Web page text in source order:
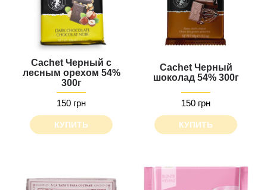
Cachet Черный с
лесным орехом 54%
300г
150 грн
КУПИТЬ
Cachet Черный
шоколад 54% 300г
150 грн
КУПИТЬ